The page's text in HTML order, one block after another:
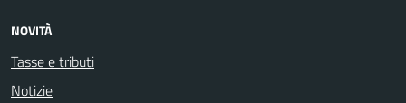
NOVITÀ
Tasse e tributi
Notizie